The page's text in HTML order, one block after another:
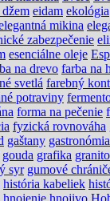
eidam ekológia
mikina
zabezpečenie
esenciálne oleje
na drevo farba na
svetlá farebný
potraviny
forma na pečenie
fyzická rovnováha
gaštany gastronómia
gouda grafika
syr gumové
história kabeliek